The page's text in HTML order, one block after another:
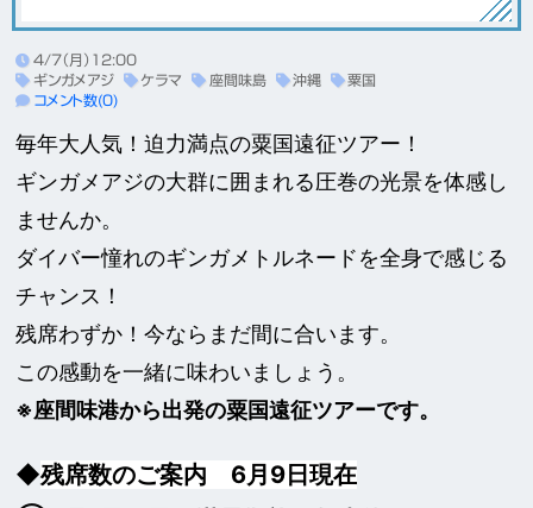
4/7（月）12:00
ギンガメアジ
ケラマ 座間味島 沖縄
粟国
コメント数(0)
毎年大人気！迫力満点の粟国遠征ツアー！
ギンガメアジの大群に囲まれる圧巻の光景を体感し
ませんか。
ダイバー憧れのギンガメトルネードを全身で感じる
チャンス！
残席わずか！今ならまだ間に合います。
この感動を一緒に味わいましょう。
※座間味港から出発の粟国遠征ツアーです。
◆残席数のご案内 6月9日現在